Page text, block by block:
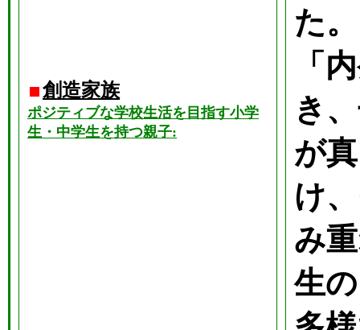
創造家族
ポジティブな学校生活を目指す小学
生・中学生を持つ親子:
た
「
き
が
け
み
生